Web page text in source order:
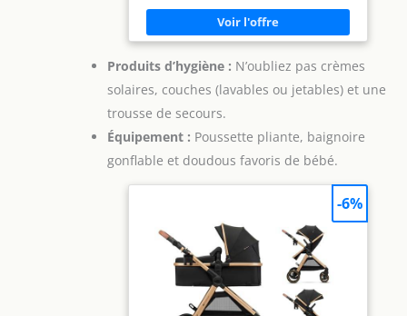
Produits d’hygiène : N’oubliez pas crèmes
solaires, couches (lavables ou jetables) et une
trousse de secours.
Équipement : Poussette pliante, baignoire
gonflable et doudous favoris de bébé.
-6%